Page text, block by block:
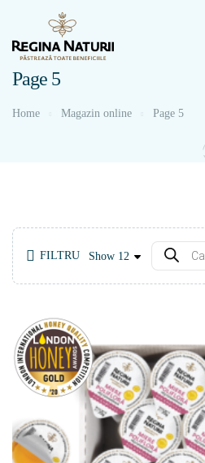
Page 5
Home Magazin online Page 5
FILTRU Show